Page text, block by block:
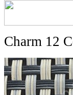
Charm 12